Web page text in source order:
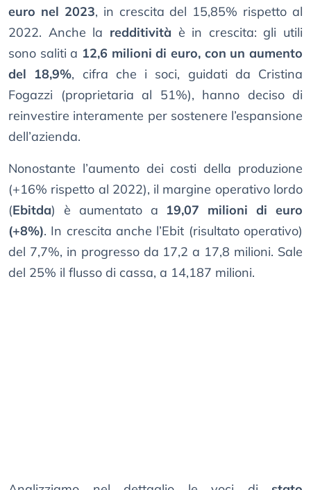
euro nel 2023, in crescita del 15,85% rispetto al
2022. Anche la redditività è in crescita: gli utili
sono saliti a 12,6 milioni di euro, con un aumento
del 18,9%, cifra che i soci, guidati da Cristina
Fogazzi (proprietaria al 51%), hanno deciso di
reinvestire interamente per sostenere l’espansione
dell’azienda.
Nonostante l’aumento dei costi della produzione
(+16% rispetto al 2022), il margine operativo lordo
(Ebitda) è aumentato a 19,07 milioni di euro
(+8%). In crescita anche l’Ebit (risultato operativo)
del 7,7%, in progresso da 17,2 a 17,8 milioni. Sale
del 25% il flusso di cassa, a 14,187 milioni.